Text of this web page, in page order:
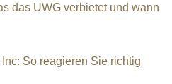
das UWG verbietet und wann
So reagieren Sie richtig